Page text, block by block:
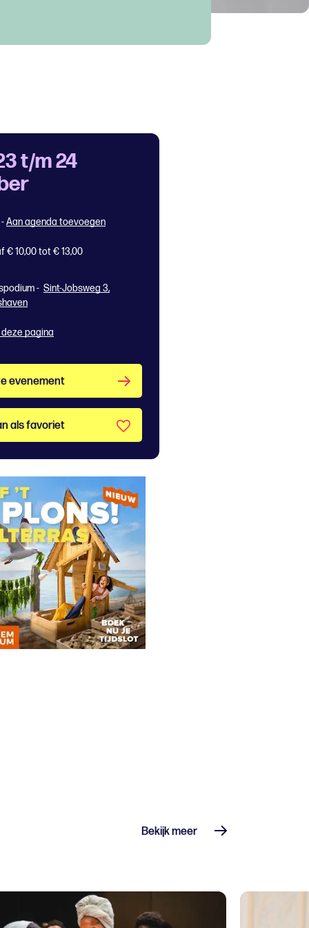
t/m 24
-Aan agenda toevoegen
€ 10,00 tot € 13,00
- Sint-Jobsweg 3,
deze pagina
evenement
als favoriet
Bekijk meer